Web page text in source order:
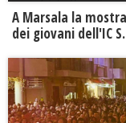
A Marsala la
dei giovani dell'IC